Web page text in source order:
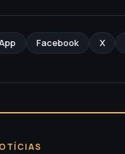
Facebook X